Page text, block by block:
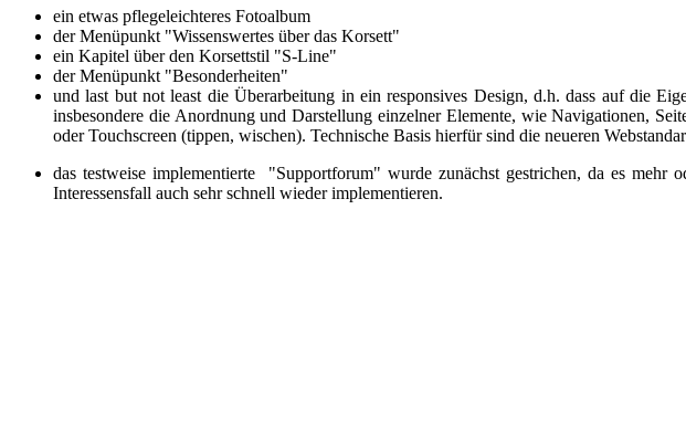
ein etwas pflegeleichteres Fotoalbum
der Menüpunkt "Wissenswertes über das Korsett"
ein Kapitel über den Korsettstil "S-Line"
der Menüpunkt "Besonderheiten"
und last but not least die Überarbeitung in ein responsives Design, d.h. dass auf die
insbesondere die Anordnung und Darstellung einzelner Elemente, wie Navigationen,
oder Touchscreen (tippen, wischen). Technische Basis hierfür sind die neueren
das testweise implementierte "Supportforum" wurde zunächst gestrichen, da es
Interessensfall auch sehr schnell wieder implementieren.